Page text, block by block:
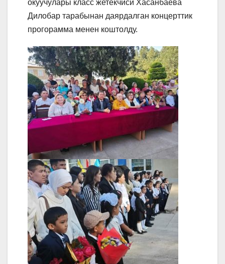
окуучулары класс жетекчиси Хасанбаева
Дилобар тарабынан даярдалган концерттик
прогорамма менен коштолду.